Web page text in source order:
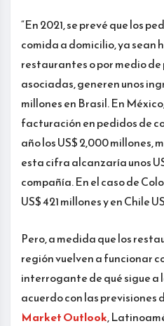
“En 2021, se prevé que los
comida a domicilio, ya sean
restaurantes o por medio
asociadas, generen unos
millones en Brasil. En
facturación en pedidos de
año los US$ 2,000 millones,
esta cifra alcanzaría unos
compañía. En el caso de
US$ 421 millones y en Chile
Pero, a medida que los
región vuelven a funcionar
interrogante de qué sigue a
acuerdo con las previsiones
Market Outlook,